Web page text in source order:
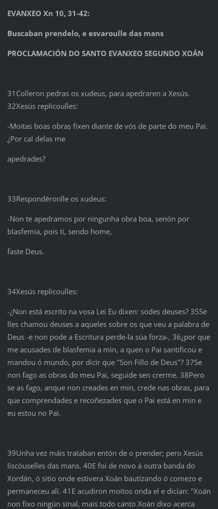
EVANXEO Xn 10, 31-42:
Buscaban prendelo, e esvaroulle das mans
PROCLAMACIÓN DO SANTO EVANXEO SEGUNDO XOÁN
31Colleron pedras os xudeus, para apedraren a Xesús.
32Xesús replicoulles:
-Moitas boas obras fixen diante de vós de parte do meu Pai.
¿Por cal delas me
apedrades?
33Respondéronlle os xudeus:
-Non te apedramos por ningunha obra boa, senón por
blasfemia, pois ti, sendo home,
faste Deus.
34Xesús replicoulles:
-¿Non está escrito na vosa Lei Eu dixen: sodes deuses? 35Se
lles chamou deuses a aqueles sobre os que veu a palabra de
Deus -e non pode a Escritura perde-la súa forza-, 36¿por que
me acusades de blasfemia a min, a quen o Pai santificou e
mandou ó mundo, por dicir que "Son Fillo de Deus"? 37Se
non fago as obras do meu Pai, seguide sen crerme. 38Pero
se as fago, anque non creades en min, crede nas obras, para
que comprendades e recoñezades que o Pai está en min e
eu estou no Pai.
39Unha vez máis trataban entón de o prender; pero Xesús
liscóuselles das mans. 40E foi de novo á outra banda do
Xordán, ó sitio onde estivera Xoán bautizando ó comezo e
permaneceu alí. 41E acudiron moitos onda el e dicían: "Xoán
non fixo ningún sinal, mais todo canto Xoán dixo acerca